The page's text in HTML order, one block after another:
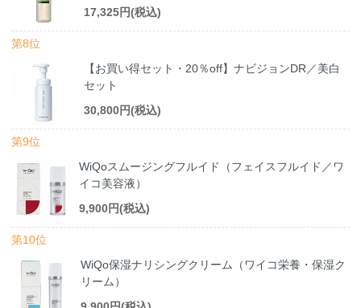
17,325円(税込)
第8位
【お買い得セット・20％off】ナビジョンDR／美白
セット
30,800円(税込)
第9位
WiQoスムージングフルイド（フェイスフルイド／ワ
イコ美容液）
9,900円(税込)
第10位
WiQo保湿ナリシングクリーム（ワイコ栄養・保湿ク
リーム）